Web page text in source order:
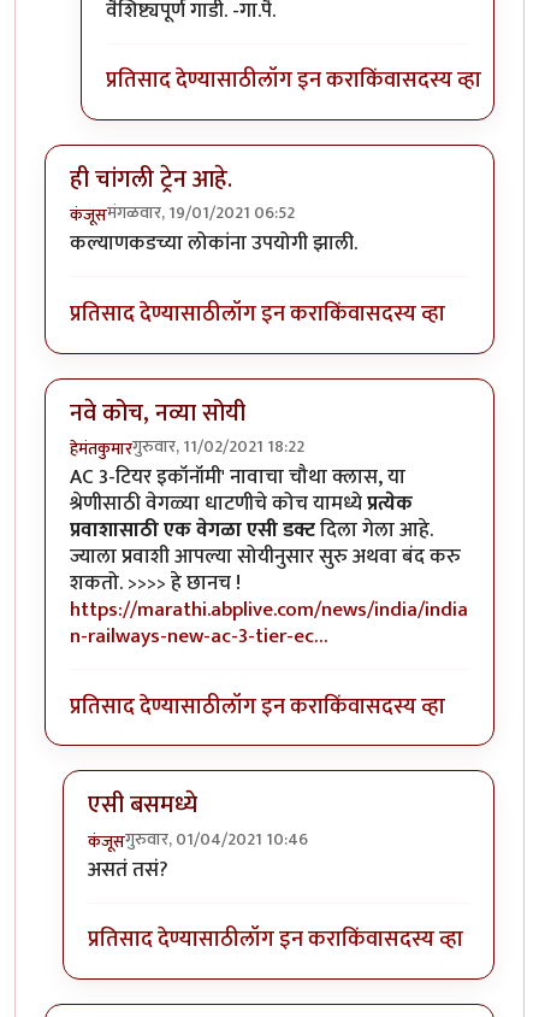
वैशिष्ट्यपूर्ण गाडी. -गा.पै.
प्रतिसाद देण्यासाठीलॉग इन कराकिंवासदस्य व्हा
ही चांगली ट्रेन आहे.
कंजूसमंगळवार, 19/01/2021 06:52
कल्याणकडच्या लोकांना उपयोगी झाली.
प्रतिसाद देण्यासाठीलॉग इन कराकिंवासदस्य व्हा
नवे कोच, नव्या सोयी
हेमंतकुमारगुरुवार, 11/02/2021 18:22
AC 3-टियर इकॉनॉमी' नावाचा चौथा क्लास, या
श्रेणीसाठी वेगळ्या धाटणीचे कोच यामध्येप्रत्येक
प्रवाशासाठी एक वेगळा एसी डक्टदिला गेला आहे.
ज्याला प्रवाशी आपल्या सोयीनुसार सुरु अथवा बंद करु
शकतो. >>>> हे छानच !
https://marathi.abplive.com/news/india/india
n-railways-new-ac-3-tier-ec…
प्रतिसाद देण्यासाठीलॉग इन कराकिंवासदस्य व्हा
एसी बसमध्ये
कंजूसगुरुवार, 01/04/2021 10:46
In reply to
असतं तसं?
प्रतिसाद देण्यासाठीलॉग इन कराकिंवासदस्य व्हा